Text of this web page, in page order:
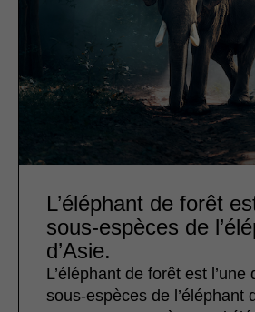
L’éléphant de forêt
sous-espèces de
d’Asie.
L’éléphant de forêt est l’une
sous-espèces de l’éléphant